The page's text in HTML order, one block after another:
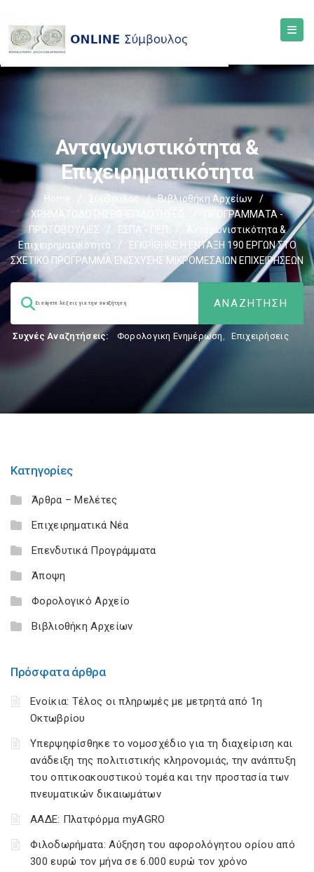
Ανταγωνιστικότητα &
Επιχειρηματικότητα
Home Σύμβουλος / Βιβλιοθήκη Αρχείων
/
ΧΡΗΜΑΤΟΔΟΤΗΣΕΙΣ-ΕΠΙΔΟΤΗΣΕΙΣ
ΠΡΟΓΡΑΜΜΑΤΑ -
ΠΡΩΤΟΒΟΥΛΙΕΣ
/ ΕΣΠΑ - ΠΕΠ
Ανταγωνιστικότητα &
Επιχειρηματικότητα
/
ΕΓΚΡΙΘΗΚΕ Η ΕΝΤΑΞΗ 190 ΕΡΓΩΝ ΣΤΟ
ΣΧΕΤΙΚΟ ΠΡΟΓΡΑΜΜΑ ΕΝΙΣΧΥΣΗΣ ΜΙΚΡΟΜΕΣΑΙΩΝ ΕΠΙΧΕΙΡΗΣΕΩΝ
Συχνές Αναζητήσεις: Φορολογικη Ενημέρωση, Επιχειρήσεις
Κατηγορίες
Άρθρα – Μελέτες
Επιχειρηματικά Νέα
Επενδυτικά Προγράμματα
Άποψη
Φορολογικό Αρχείο
Βιβλιοθήκη Αρχείων
Πρόσφατα άρθρα
Ενοίκια: Τέλος οι πληρωμές με μετρητά από 1η
Οκτωβρίου
Υπερψηφίσθηκε το νομοσχέδιο για τη διαχείριση και
ανάδειξη της πολιτιστικής κληρονομιάς, την ανάπτυξη
του οπτικοακουστικού τομέα και την προστασία των
πνευματικών δικαιωμάτων
ΑΑΔΕ: Πλατφόρμα myAGRO
Φιλοδωρήματα: Αύξηση του αφορολόγητου ορίου από
300 ευρώ τον μήνα σε 6.000 ευρώ τον χρόνο